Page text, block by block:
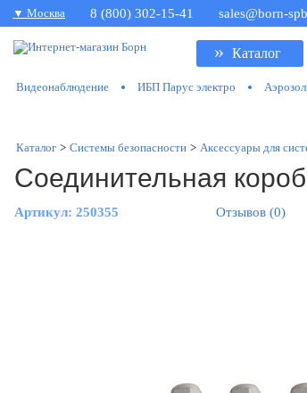
▼ Москва 8 (800) 302-15-41 sales@born-
» Каталог
Видеонаблюдение ИБП Парус электро
Каталог > Системы безопасности > Аксессуары для
Соединительная
Артикул: 250355 Отзывов (0)